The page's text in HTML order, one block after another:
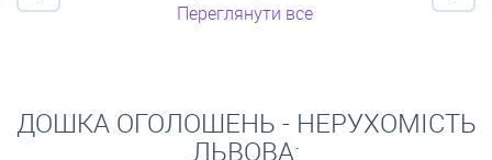
Переглянути все
ДОШКА ОГОЛОШЕНЬ - НЕРУХОМІСТЬ
ЛЬВОВА: